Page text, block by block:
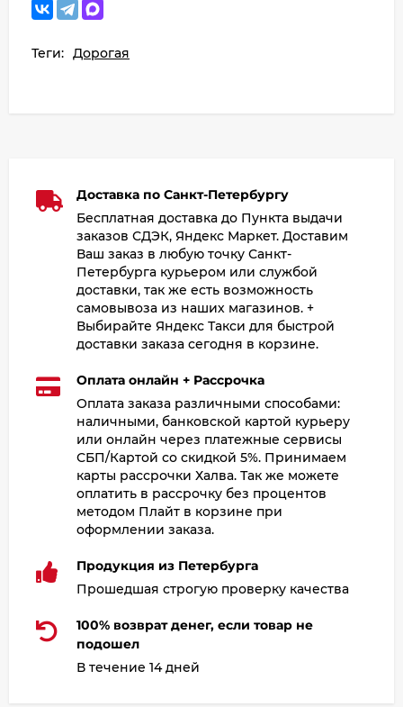
Теги: Дорогая
Доставка по Санкт-Петербургу
Бесплатная доставка до Пункта выдачи
заказов СДЭК, Яндекс Маркет. Доставим
Ваш заказ в любую точку Санкт-
Петербурга курьером или службой
доставки, так же есть возможность
самовывоза из наших магазинов. +
Выбирайте Яндекс Такси для быстрой
доставки заказа сегодня в корзине.
Оплата онлайн + Рассрочка
Оплата заказа различными способами:
наличными, банковской картой курьеру
или онлайн через платежные сервисы
СБП/Картой со скидкой 5%. Принимаем
карты рассрочки Халва. Так же можете
оплатить в рассрочку без процентов
методом Плайт в корзине при
оформлении заказа.
Продукция из Петербурга
Прошедшая строгую проверку качества
100% возврат денег, если товар не
подошел
В течение 14 дней